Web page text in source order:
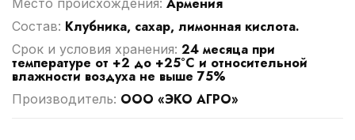
Cостав: Клубника, сахар, лимонная кислота.
Срок и условия хранения: 24 месяца при
температуре от +2 до +25°С и относительной
влажности воздуха не выше 75%
Производитель: ООО «ЭКО АГРО»